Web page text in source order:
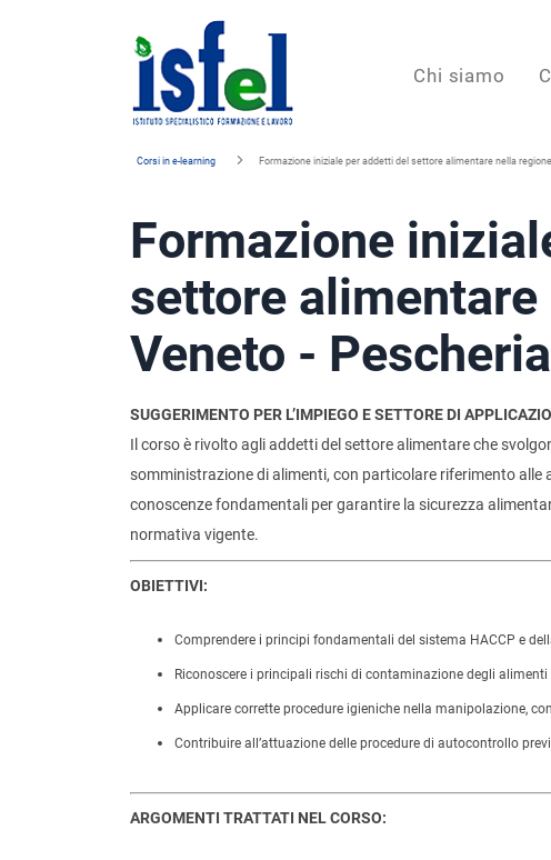
Istituto
formazione
e
lavoro
Chi siamo
Corsi in e-learning Formazione iniziale per addetti del settore alimentare nella
Formazione
settore
Veneto - Pescheria
SUGGERIMENTO PER L’IMPIEGO E SETTORE DI
Il corso è rivolto agli addetti del settore alimentare che
somministrazione di alimenti, con particolare riferimento
conoscenze fondamentali per garantire la sicurezza
normativa vigente.
OBIETTIVI:
Comprendere i principi fondamentali del sistema HACCP e
Riconoscere i principali rischi di contaminazione degli alimenti
Applicare corrette procedure igieniche nella manipolazione,
Contribuire all’attuazione delle procedure di autocontrollo
ARGOMENTI TRATTATI NEL CORSO: